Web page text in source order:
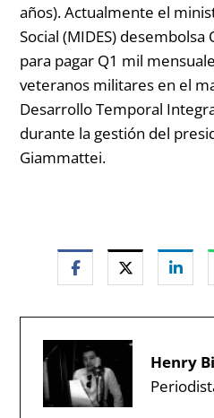
años). Actualmente el
Social (MIDES)
para pagar Q1 mil
veteranos militares en el
Desarrollo Temporal
durante la gestión del
Giammattei.
Henry